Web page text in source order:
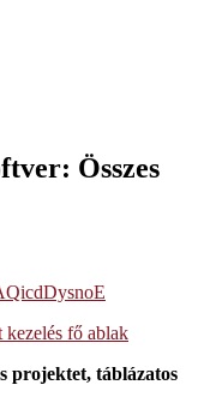
Összes
projektet, táblázatos